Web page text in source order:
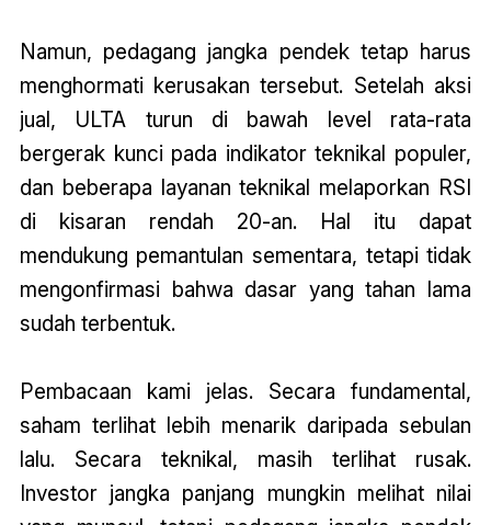
Namun, pedagang jangka pendek tetap harus
menghormati kerusakan tersebut. Setelah aksi
jual, ULTA turun di bawah level rata-rata
bergerak kunci pada indikator teknikal populer,
dan beberapa layanan teknikal melaporkan RSI
di kisaran rendah 20-an. Hal itu dapat
mendukung pemantulan sementara, tetapi tidak
mengonfirmasi bahwa dasar yang tahan lama
sudah terbentuk.
Pembacaan kami jelas. Secara fundamental,
saham terlihat lebih menarik daripada sebulan
lalu. Secara teknikal, masih terlihat rusak.
Investor jangka panjang mungkin melihat nilai